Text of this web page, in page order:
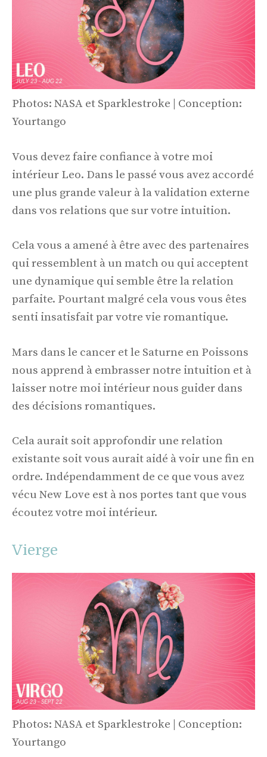
Photos: NASA et Sparklestroke | Conception:
Yourtango
Vous devez faire confiance à votre moi
intérieur Leo. Dans le passé vous avez accordé
une plus grande valeur à la validation externe
dans vos relations que sur votre intuition.
Cela vous a amené à être avec des partenaires
qui ressemblent à un match ou qui acceptent
une dynamique qui semble être la relation
parfaite. Pourtant malgré cela vous vous êtes
senti insatisfait par votre vie romantique.
Mars dans le cancer et le Saturne en Poissons
nous apprend à embrasser notre intuition et à
laisser notre moi intérieur nous guider dans
des décisions romantiques.
Cela aurait soit approfondir une relation
existante soit vous aurait aidé à voir une fin en
ordre. Indépendamment de ce que vous avez
vécu New Love est à nos portes tant que vous
écoutez votre moi intérieur.
Vierge
Photos: NASA et Sparklestroke | Conception:
Yourtango